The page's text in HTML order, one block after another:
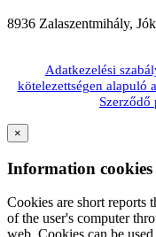
8936 Zalaszentmihály,
Adatkezelési
kötelezettségen alapuló
Szerződő
×
Information cookies
Cookies are short reports
of the user's computer